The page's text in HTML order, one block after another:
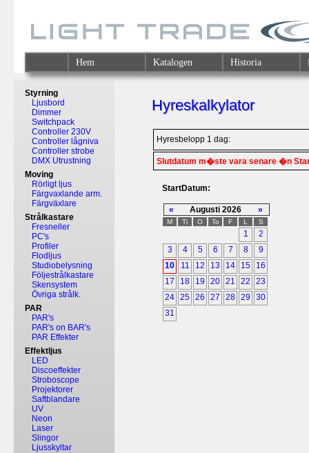
Hem Katalogen Historia
Styrning
Ljusbord
Dimmer
Switchpack
Controller 230V
Controller lågniva
Controller strobe
DMX Utrustning
Moving
Rörligt ljus
Färgvaxlande arm.
Färgväxlare
Strålkastare
Fresneller
PC's
Profiler
Flodljus
Studiobelysning
Följestrålkastare
Skensystem
Övriga strålk.
PAR
PAR's
PAR's on BAR's
PAR Effekter
Effektljus
LED
Discoeffekter
Stroboscope
Projektorer
Saftblandare
UV
Neon
Laser
Slingor
Ljusskyltar
Hyreskalkylator
Hyresbelopp 1 dag:
Slutdatum m�ste vara senare �n
StartDatum:
« Augusti 2026 »
M Ti O To F L S
1
2
3
4 5 6 7 8
9
10
11 12 13 14 15
16
17
18 19 20 21 22
23
24 25 26 27 28 29
30
31